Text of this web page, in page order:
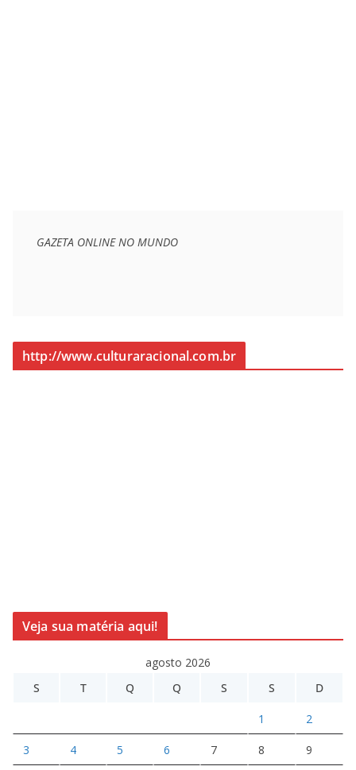
GAZETA ONLINE NO MUNDO
http://www.culturaracional.com.br
Veja sua matéria aqui!
agosto 2026
S
T Q Q S S D
1 2
3 4 5 6 7 8 9